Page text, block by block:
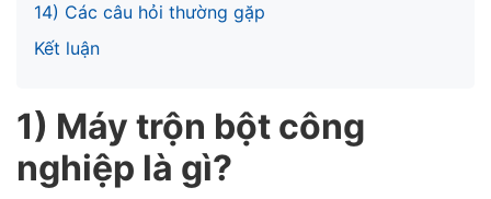
14) Các câu hỏi thường gặp
Kết luận
1) Máy trộn bột công
nghiệp là gì?